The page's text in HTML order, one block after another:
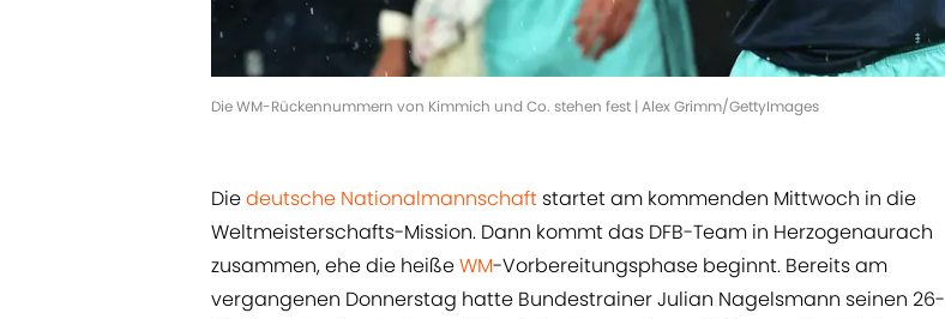
Die WM-Rückennummern von Kimmich und Co. stehen fest | Alex Grimm/GettyImages
Diedeutsche Nationalmannschaft startet am kommenden Mittwoch in die
Weltmeisterschafts-Mission. Dann kommt das DFB-Team in Herzogenaurach
zusammen, ehe die heißeWM-Vorbereitungsphase beginnt. Bereits am
vergangenen Donnerstag hatte Bundestrainer Julian Nagelsmann seinen 26-